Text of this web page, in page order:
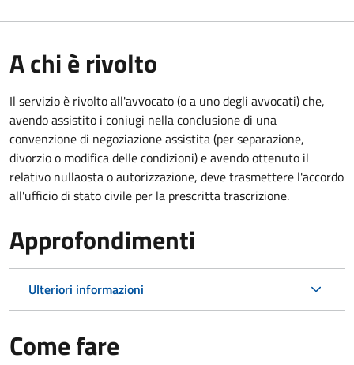
A chi è rivolto
Il servizio è rivolto all'avvocato (o a uno degli avvocati) che,
avendo assistito i coniugi nella conclusione di una
convenzione di negoziazione assistita (per separazione,
divorzio o modifica delle condizioni) e avendo ottenuto il
relativo nullaosta o autorizzazione, deve trasmettere l'accordo
all'ufficio di stato civile per la prescritta trascrizione.
Approfondimenti
Ulteriori informazioni
Come fare